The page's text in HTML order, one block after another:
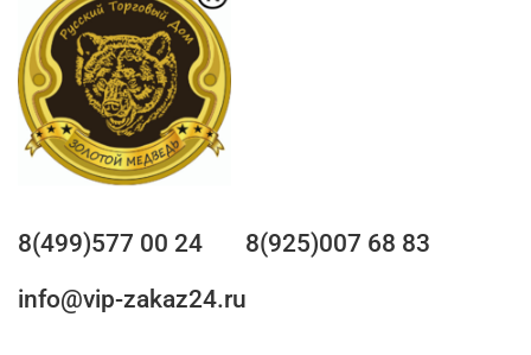
8(499)577 00 24
8(925)007 68 83
info@vip-zakaz24.ru